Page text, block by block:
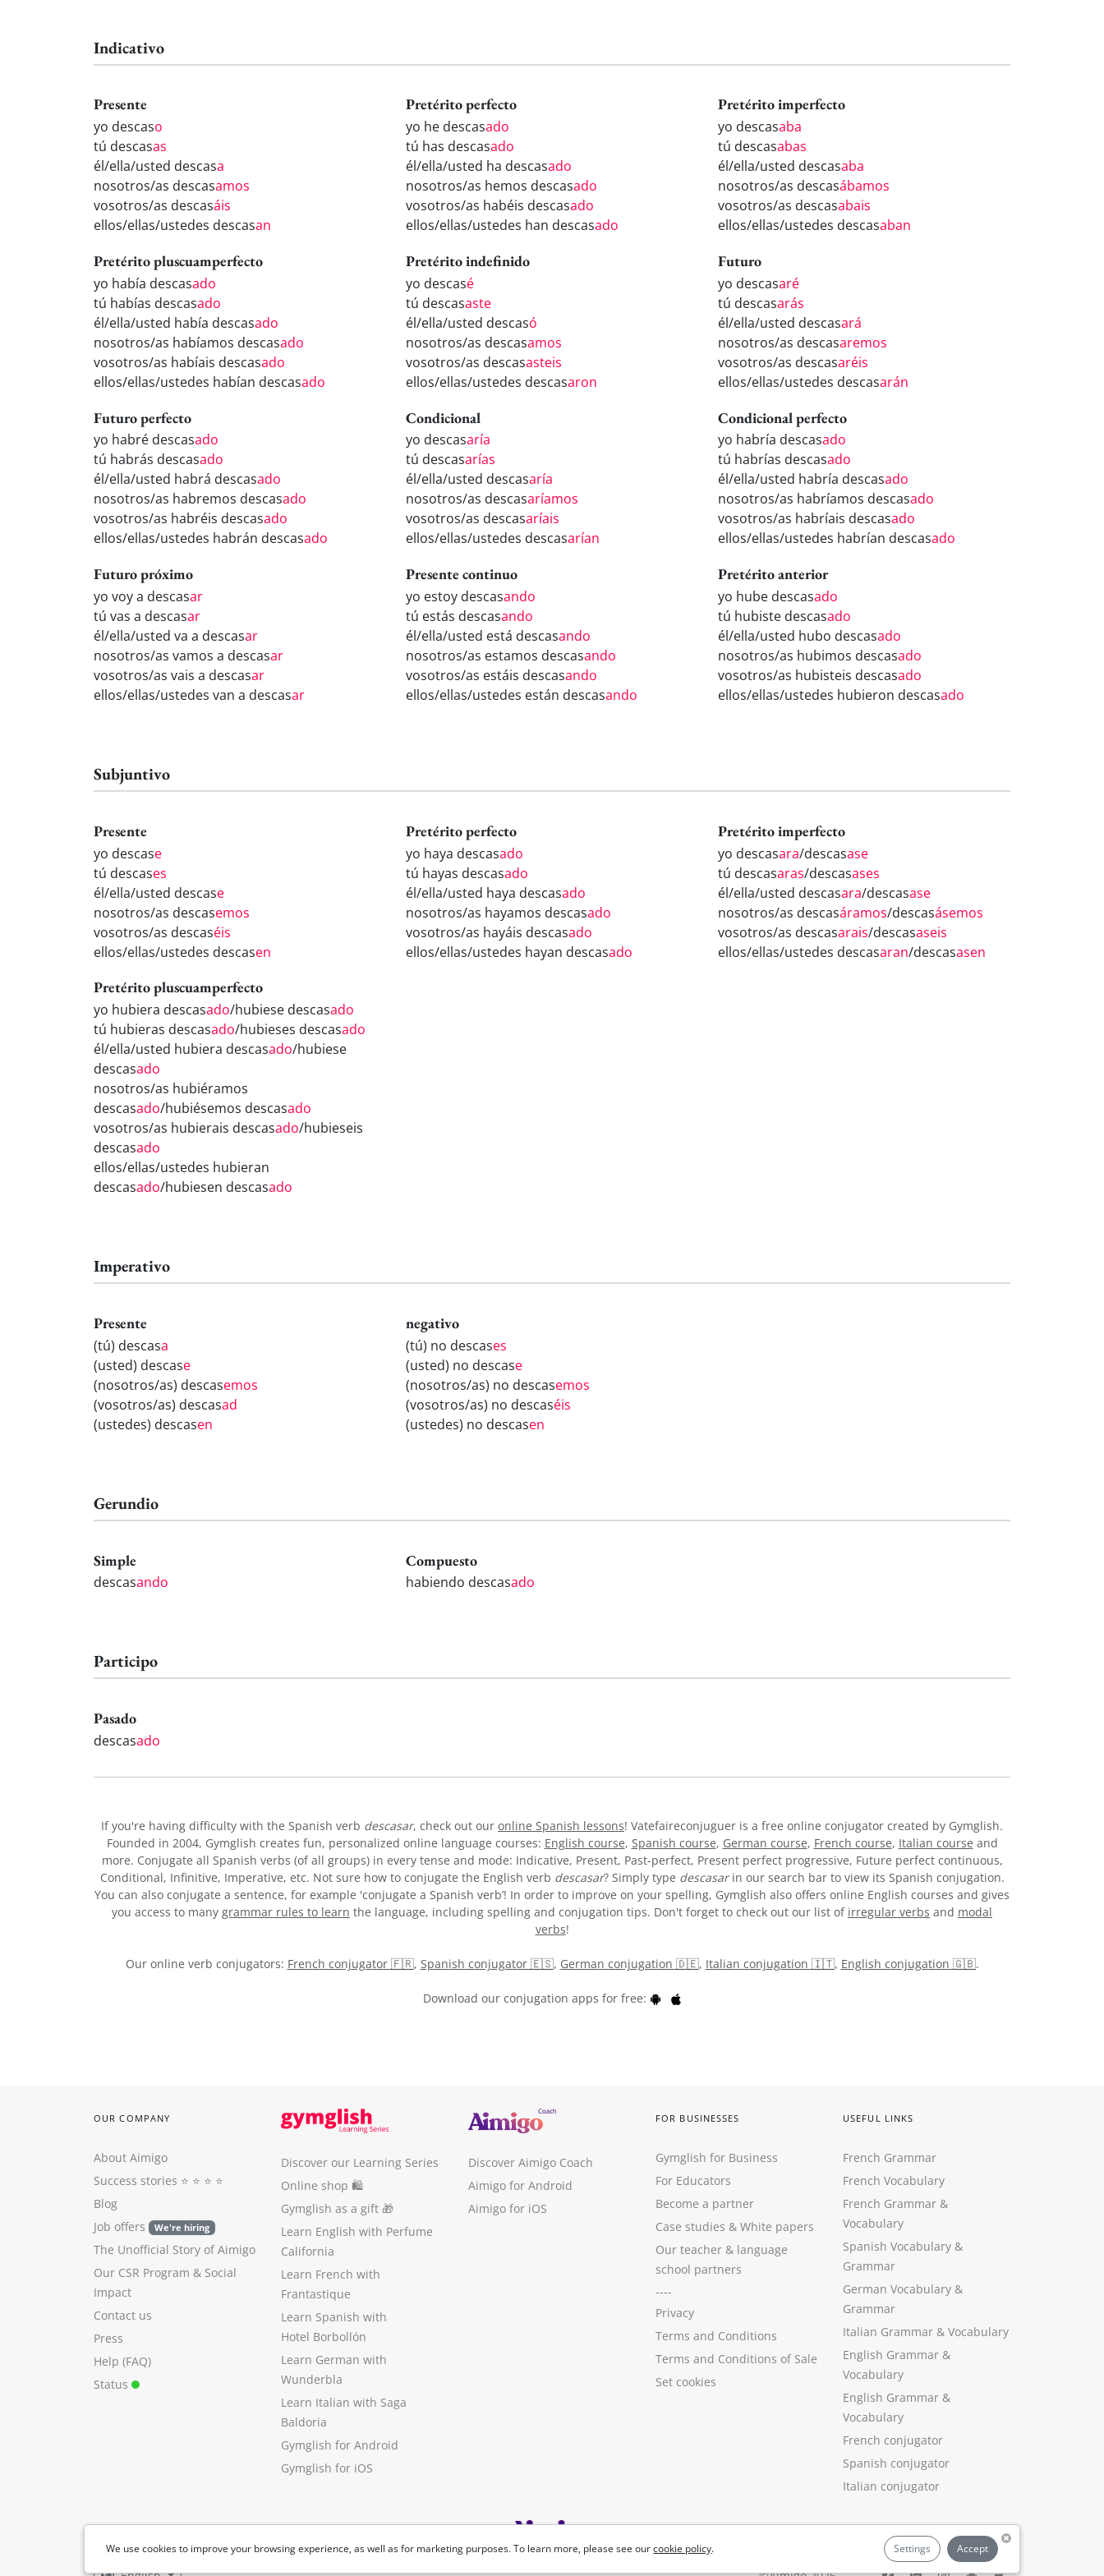
Indicativo
Presente
yo descaso
tú descasas
él/ella/usted descasa
nosotros/as descasamos
vosotros/as descasáis
ellos/ellas/ustedes descasan
Pretérito perfecto
yo he descasado
tú has descasado
él/ella/usted ha descasado
nosotros/as hemos descasado
vosotros/as habéis descasado
ellos/ellas/ustedes han descasado
Pretérito imperfecto
yo descasaba
tú descasabas
él/ella/usted descasaba
nosotros/as descasábamos
vosotros/as descasabais
ellos/ellas/ustedes descasaban
Pretérito pluscuamperfecto
yo había descasado
tú habías descasado
él/ella/usted había descasado
nosotros/as habíamos descasado
vosotros/as habíais descasado
ellos/ellas/ustedes habían descasado
Pretérito indefinido
yo descasé
tú descasaste
él/ella/usted descasó
nosotros/as descasamos
vosotros/as descasasteis
ellos/ellas/ustedes descasaron
Futuro
yo descasaré
tú descasarás
él/ella/usted descasará
nosotros/as descasaremos
vosotros/as descasaréis
ellos/ellas/ustedes descasarán
Futuro perfecto
yo habré descasado
tú habrás descasado
él/ella/usted habrá descasado
nosotros/as habremos descasado
vosotros/as habréis descasado
ellos/ellas/ustedes habrán descasado
Condicional
yo descasaría
tú descasarías
él/ella/usted descasaría
nosotros/as descasaríamos
vosotros/as descasaríais
ellos/ellas/ustedes descasarían
Condicional perfecto
yo habría descasado
tú habrías descasado
él/ella/usted habría descasado
nosotros/as habríamos descasado
vosotros/as habríais descasado
ellos/ellas/ustedes habrían descasado
Futuro próximo
yo voy a descasar
tú vas a descasar
él/ella/usted va a descasar
nosotros/as vamos a descasar
vosotros/as vais a descasar
ellos/ellas/ustedes van a descasar
Presente continuo
yo estoy descasando
tú estás descasando
él/ella/usted está descasando
nosotros/as estamos descasando
vosotros/as estáis descasando
ellos/ellas/ustedes están descasando
Pretérito anterior
yo hube descasado
tú hubiste descasado
él/ella/usted hubo descasado
nosotros/as hubimos descasado
vosotros/as hubisteis descasado
ellos/ellas/ustedes hubieron descasado
Subjuntivo
Presente
yo descase
tú descases
él/ella/usted descase
nosotros/as descasemos
vosotros/as descaséis
ellos/ellas/ustedes descasen
Pretérito perfecto
yo haya descasado
tú hayas descasado
él/ella/usted haya descasado
nosotros/as hayamos descasado
vosotros/as hayáis descasado
ellos/ellas/ustedes hayan descasado
Pretérito imperfecto
yo descasara/descasase
tú descasaras/descasases
él/ella/usted descasara/descasase
nosotros/as descasáramos/descasásemos
vosotros/as descasarais/descasaseis
ellos/ellas/ustedes descasaran/descasasen
Pretérito pluscuamperfecto
yo hubiera descasado/hubiese descasado
tú hubieras descasado/hubieses descasado
él/ella/usted hubiera descasado/hubiese
descasado
nosotros/as hubiéramos
descasado/hubiésemos descasado
vosotros/as hubierais descasado/hubieseis
descasado
ellos/ellas/ustedes hubieran
descasado/hubiesen descasado
Imperativo
Presente
(tú) descasa
(usted) descase
(nosotros/as) descasemos
(vosotros/as) descasad
(ustedes) descasen
negativo
(tú) no descases
(usted) no descase
(nosotros/as) no descasemos
(vosotros/as) no descaséis
(ustedes) no descasen
Gerundio
Simple
descasando
Compuesto
habiendo descasado
Participo
Pasado
descasado
If you're having difficulty with the Spanish verb descasar, check out our online Spanish lessons! Vatefaireconjuguer is a free online conjugator created by Gymglish.
Founded in 2004, Gymglish creates fun, personalized online language courses: English course, Spanish course, German course, French course, Italian course and
more. Conjugate all Spanish verbs (of all groups) in every tense and mode: Indicative, Present, Past-perfect, Present perfect progressive, Future perfect continuous,
Conditional, Infinitive, Imperative, etc. Not sure how to conjugate the English verb descasar? Simply type descasarin our search bar to view its Spanish conjugation.
You can also conjugate a sentence, for example 'conjugate a Spanish verb’! In order to improve on your spelling, Gymglish also offers online English courses and gives
you access to many grammar rules to learn the language, including spelling and conjugation tips. Don't forget to check out our list of irregular verbs and modal
verbs!
Our online verb conjugators: French conjugator 🇫🇷, Spanish conjugator 🇪🇸, German conjugation 🇩🇪, Italian conjugation 🇮🇹, English conjugation 🇬🇧.
Download our conjugation apps for free:
We use cookies to improve your browsing experience, as well as for marketing purposes. To learn more, please see ourcookie policy. Settings Accept
OUR COMPANY
About Aimigo
Success stories ⭐️ ⭐️ ⭐️ ⭐️
Blog
Job offers
We're hiring
The Unofficial Story of Aimigo
Our CSR Program & Social
Impact
Contact us
Press
Help (FAQ)
Status
Discover our Learning Series
Online shop 🛍
Gymglish as a gift 🎁
Learn English with Perfume
California
Learn French with
Frantastique
Learn Spanish with
Hotel Borbollón
Learn German with
Wunderbla
Learn Italian with Saga
Baldoria
Gymglish for Android
Gymglish for iOS
Discover Aimigo Coach
Aimigo for Android
Aimigo for iOS
FOR BUSINESSES
Gymglish for Business
For Educators
Become a partner
Case studies & White papers
Our teacher & language
school partners
----
Privacy
Terms and Conditions
Terms and Conditions of Sale
Set cookies
USEFUL LINKS
French Grammar
French Vocabulary
French Grammar &
Vocabulary
Spanish Vocabulary &
Grammar
German Vocabulary &
Grammar
Italian Grammar & Vocabulary
English Grammar &
Vocabulary
English Grammar &
Vocabulary
French conjugator
Spanish conjugator
Italian conjugator